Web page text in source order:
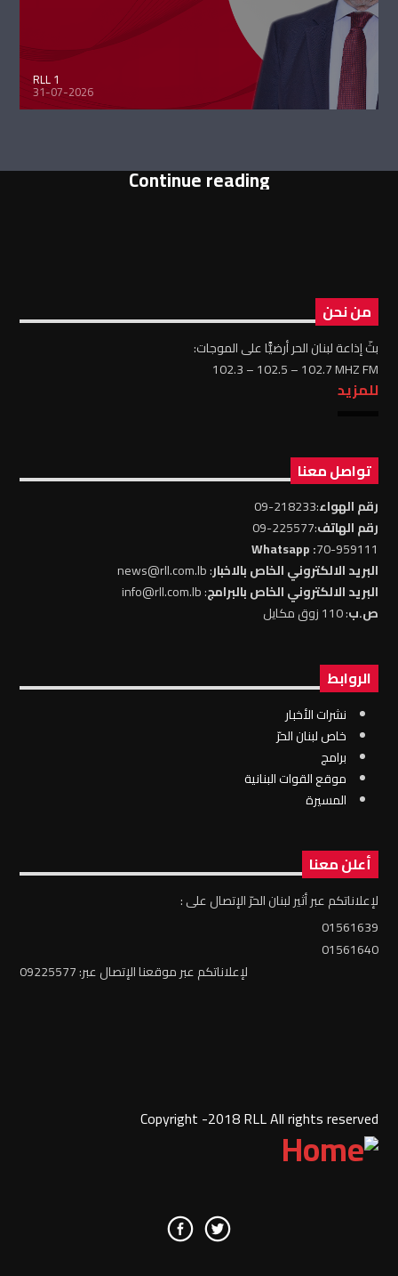
RLL 1
31-07-2026
Continue reading
من نحن
بثّ إذاعة لبنان الحر أرضيًّا على الموجات:
102.3 – 102.5 – 102.7 MHZ FM
للمزيد
تواصل معنا
رقم الهواء:218233-09
رقم الهاتف:225577-09
70-959111
: Whatsapp
البريد الالكتروني الخاص بالاخبار: news@rll.com.lb
البريد الالكتروني الخاص بالبرامج: info@rll.com.lb
ص.ب: 110 زوق مكايل
الروابط
نشرات الأخبار
خاص لبنان الحرّ
برامج
موقع القوات البنانية
المسيرة
أعلن معنا
لإعلاناتكم عبر أثير لبنان الحرّ الإتصال على :
01561639
01561640
لإعلاناتكم عبر موقعنا الإتصال عبر: 09225577
Copyright -2018 RLL All rights reserved